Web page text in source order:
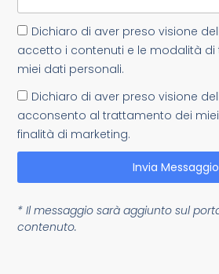
Dichiaro di aver preso visione
accetto i contenuti e le modalità
miei dati personali.
Dichiaro di aver preso visione
acconsento al trattamento dei
finalità di marketing.
Invia Messaggio
* Il messaggio sarà aggiunto sul
contenuto.